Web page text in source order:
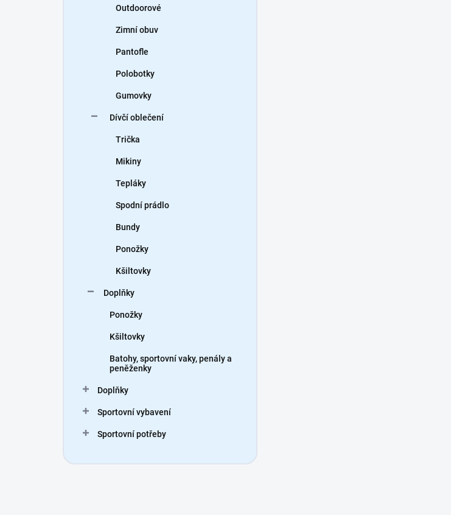
Outdoorové
Zimní obuv
Pantofle
Polobotky
Gumovky
Dívčí oblečení
Trička
Mikiny
Tepláky
Spodní prádlo
Bundy
Ponožky
Kšiltovky
Doplňky
Ponožky
Kšiltovky
Batohy, sportovní vaky, penály a
peněženky
Doplňky
Sportovní vybavení
Sportovní potřeby